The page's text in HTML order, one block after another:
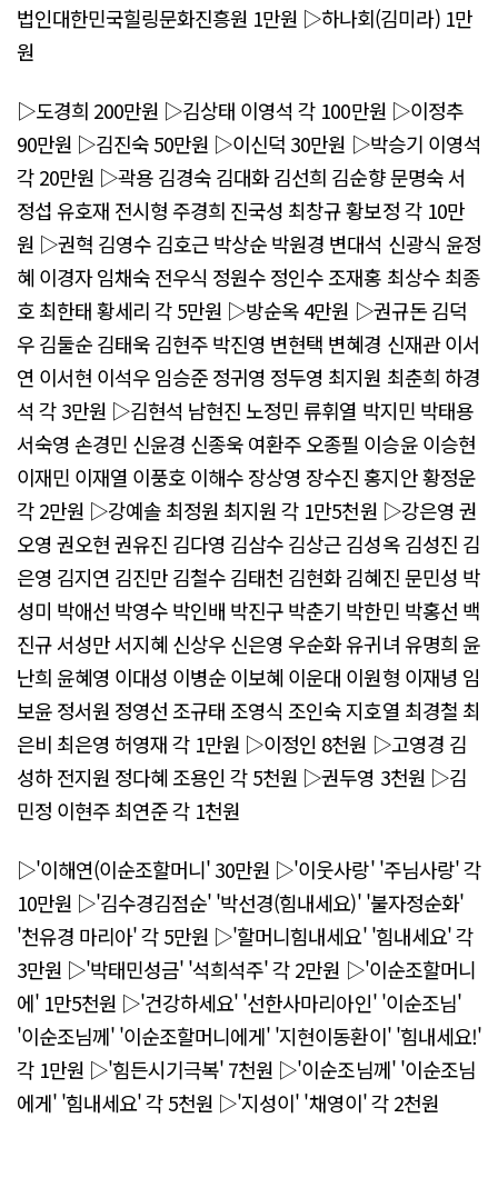
법인대한민국힐링문화진흥원 1만원 ▷하나회(김미라) 1만
원
▷도경희 200만원 ▷김상태 이영석 각 100만원 ▷이정추
90만원 ▷김진숙 50만원 ▷이신덕 30만원 ▷박승기 이영석
각 20만원 ▷곽용 김경숙 김대화 김선희 김순향 문명숙 서
정섭 유호재 전시형 주경희 진국성 최창규 황보정 각 10만
원 ▷권혁 김영수 김호근 박상순 박원경 변대석 신광식 윤정
혜 이경자 임채숙 전우식 정원수 정인수 조재홍 최상수 최종
호 최한태 황세리 각 5만원 ▷방순옥 4만원 ▷권규돈 김덕
우 김둘순 김태욱 김현주 박진영 변현택 변혜경 신재관 이서
연 이서현 이석우 임승준 정귀영 정두영 최지원 최춘희 하경
석 각 3만원 ▷김현석 남현진 노정민 류휘열 박지민 박태용
서숙영 손경민 신윤경 신종욱 여환주 오종필 이승윤 이승현
이재민 이재열 이풍호 이해수 장상영 장수진 홍지안 황정운
각 2만원 ▷강예솔 최정원 최지원 각 1만5천원 ▷강은영 권
오영 권오현 권유진 김다영 김삼수 김상근 김성옥 김성진 김
은영 김지연 김진만 김철수 김태천 김현화 김혜진 문민성 박
성미 박애선 박영수 박인배 박진구 박춘기 박한민 박홍선 백
진규 서성만 서지혜 신상우 신은영 우순화 유귀녀 유명희 윤
난희 윤혜영 이대성 이병순 이보혜 이운대 이원형 이재녕 임
보윤 정서원 정영선 조규태 조영식 조인숙 지호열 최경철 최
은비 최은영 허영재 각 1만원 ▷이정인 8천원 ▷고영경 김
성하 전지원 정다혜 조용인 각 5천원 ▷권두영 3천원 ▷김
민정 이현주 최연준 각 1천원
▷'이해연(이순조할머니' 30만원 ▷'이웃사랑' '주님사랑' 각
10만원 ▷'김수경김점순' '박선경(힘내세요)' '불자정순화'
'천유경 마리아' 각 5만원 ▷'할머니힘내세요' '힘내세요' 각
3만원 ▷'박태민성금' '석희석주' 각 2만원 ▷'이순조할머니
에' 1만5천원 ▷'건강하세요' '선한사마리아인' '이순조님'
'이순조님께' '이순조할머니에게' '지현이동환이' '힘내세요!'
각 1만원 ▷'힘든시기극복' 7천원 ▷'이순조님께' '이순조님
에게' '힘내세요' 각 5천원 ▷'지성이' '채영이' 각 2천원